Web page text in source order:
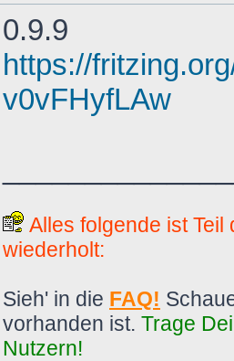
0.9.9
https://
v0vFHyfLAw
Alles folgende ist
wiederholt:
Sieh' in die FAQ!
vorhanden ist. Trage
Nutzern!